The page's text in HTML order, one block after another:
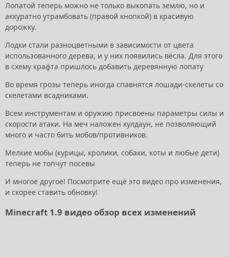
Лопатой теперь можно не только выкопать землю, но и
аккуратно утрамбовать (правой кнопкой) в красивую
дорожку.
Лодки стали разноцветными в зависимости от цвета
использованного дерева, и у них появились вёсла. Для этого
в схему крафта пришлось добавить деревянную лопату
Во время грозы теперь иногда спавнятся лошади-скелеты со
скелетами всадниками.
Всем инструментам и оружию присвоены параметры силы и
скорости атаки. На меч наложен кулдаун, не позволяющий
много и часто бить мобов/противников.
Мелкие мобы (курицы, кролики, собаки, коты и любые дети)
теперь не топчут посевы
И многое другое! Посмотрите ещё это видео про изменения,
и скорее ставить обновку!
Minecraft 1.9 видео обзор всех изменений